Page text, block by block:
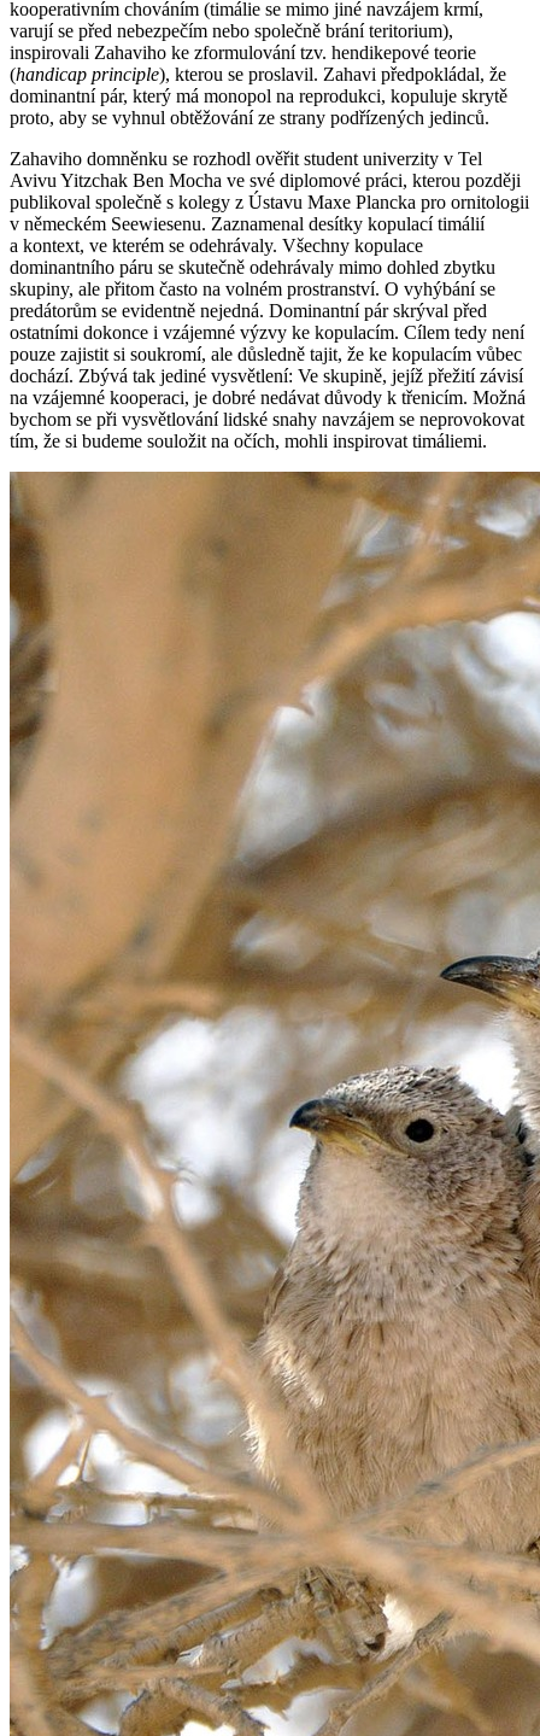
kooperativním chováním (timálie se mimo jiné navzájem krmí,
varují se před nebezpečím nebo společně brání teritorium),
inspirovali Zahaviho ke zformulování tzv. hendikepové teorie
(handicap principle), kterou se proslavil. Zahavi předpokládal, že
dominantní pár, který má monopol na reprodukci, kopuluje skrytě
proto, aby se vyhnul obtěžování ze strany podřízených jedinců.
Zahaviho domněnku se rozhodl ověřit student univerzity v Tel
Avivu Yitzchak Ben Mocha ve své diplomové práci, kterou později
publikoval společně s kolegy z Ústavu Maxe Plancka pro ornitologii
v německém Seewiesenu. Zaznamenal desítky kopulací timálií
a kontext, ve kterém se odehrávaly. Všechny kopulace
dominantního páru se skutečně odehrávaly mimo dohled zbytku
skupiny, ale přitom často na volném prostranství. O vyhýbání se
predátorům se evidentně nejedná. Dominantní pár skrýval před
ostatními dokonce i vzájemné výzvy ke kopulacím. Cílem tedy není
pouze zajistit si soukromí, ale důsledně tajit, že ke kopulacím vůbec
dochází. Zbývá tak jediné vysvětlení: Ve skupině, jejíž přežití závisí
na vzájemné kooperaci, je dobré nedávat důvody k třenicím. Možná
bychom se při vysvětlování lidské snahy navzájem se neprovokovat
tím, že si budeme souložit na očích, mohli inspirovat timáliemi.